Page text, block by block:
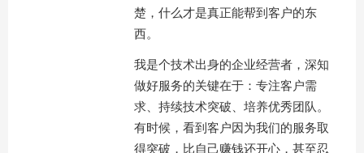
楚，什么才是真正能帮到客户的东
西。
我是个技术出身的企业经营者，深知
做好服务的关键在于：专注客户需
求、持续技术突破、培养优秀团队。
有时候，看到客户因为我们的服务取
得突破，比自己赚钱还开心，甚至忍